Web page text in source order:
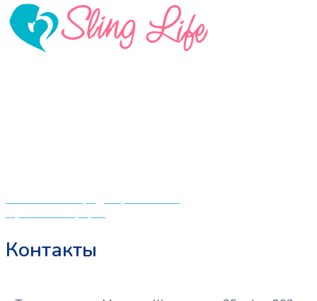
890 ₽.
имеет
несколько
вариаций.
Опции
Политика конфиденциальности
Публичная оферта
Контакты